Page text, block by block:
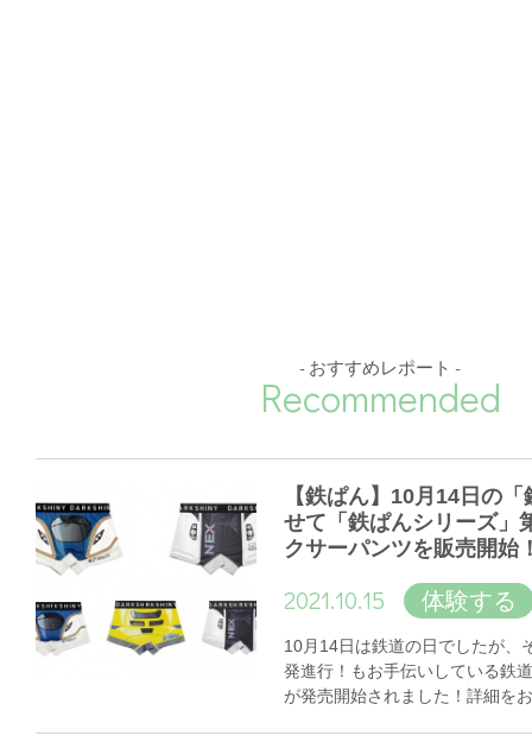
- おすすめレポート -
Recommended
【鉄ぱん】10月14日の
せて「鉄ぱんシリーズ」
クサーパンツを販売開始
2021.10.15 体験する
10月14日は鉄道の日でしたが、
発進行！もお手伝いしている鉄
が発売開始されました！詳細をお